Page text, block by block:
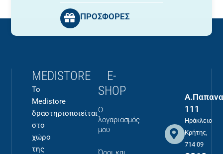
ΠΡΟΣΦΟΡΕΣ
MEDISTORE
Το
Medistore
δραστηριοποιείται
στο
χώρο
της
E-
SHOP
Ο
λογαριασμός
μου
111
Ηράκλειο
Κρήτης,
714 09